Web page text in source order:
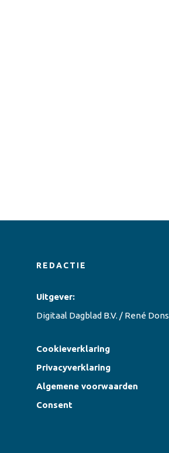
REDACTIE
Uitgever:
Digitaal Dagblad B.V. / René Dons
Cookieverklaring
Privacyverklaring
Algemene voorwaarden
Consent